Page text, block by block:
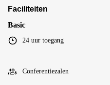
Faciliteiten
Basic
24 uur toegang
Conferentiezalen